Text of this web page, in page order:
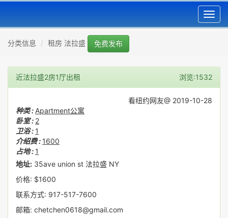
分类信息 租房 法拉盛 免费发布
近法拉盛2房1厅出租 浏览:1532
看纽约网友@ 2019-10-28
种类 : Apartment公寓
卧室 : 2
卫浴 : 1
介绍费 : 1600
占地 : 1
地址: 35ave union st 法拉盛 NY
价格: $1600
联系方式: 917-517-7600
邮箱: chetchen0618@gmail.com